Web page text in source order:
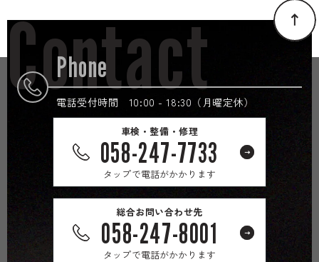
Phone
電話受付時間 10:00 - 18:30（月曜定休）
車検・整備・修理
058-247-7733
タップで電話がかかります
総合お問い合わせ先
058-247-8001
タップで電話がかかります
Contact